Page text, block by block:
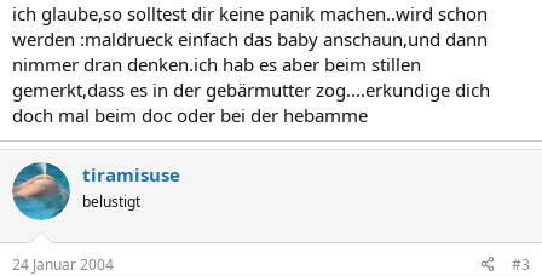
ich glaube,so solltest dir keine panik machen..wird schon
werden :maldrueck einfach das baby anschaun,und dann
nimmer dran denken.ich hab es aber beim stillen
gemerkt,dass es in der gebärmutter zog....erkundige dich
doch mal beim doc oder bei der hebamme
tiramisuse
belustigt
24 Januar 2004 #3